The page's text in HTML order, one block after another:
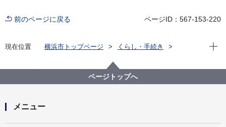
前のページに戻る ページID：567-153-220
現在位置 横浜市トップページ
くらし・手続き
道路整備の基本計画等
幹線道路について
幹線道路 桜木東戸塚線
現在
ページトップへ
メニュー